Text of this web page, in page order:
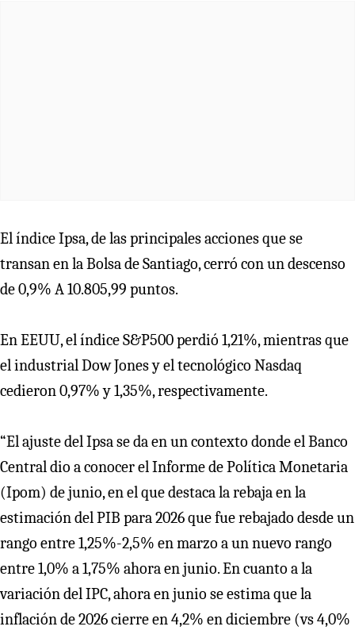
El índice Ipsa, de las principales acciones que se
transan en la Bolsa de Santiago, cerró con un descenso
de 0,9% A 10.805,99 puntos.
En EEUU, el índice S&P500 perdió 1,21%, mientras que
el industrial Dow Jones y el tecnológico Nasdaq
cedieron 0,97% y 1,35%, respectivamente.
“El ajuste del Ipsa se da en un contexto donde el Banco
Central dio a conocer el Informe de Política Monetaria
(Ipom) de junio, en el que destaca la rebaja en la
estimación del PIB para 2026 que fue rebajado desde un
rango entre 1,25%-2,5% en marzo a un nuevo rango
entre 1,0% a 1,75% ahora en junio. En cuanto a la
variación del IPC, ahora en junio se estima que la
inflación de 2026 cierre en 4,2% en diciembre (vs 4,0%